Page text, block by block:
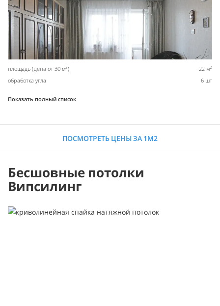
площадь (цена от 30 м2) 22 м2
обработка угла 6 шт
Показать полный список
ПОСМОТРЕТЬ ЦЕНЫ ЗА 1М2
Бесшовные потолки
Випсилинг